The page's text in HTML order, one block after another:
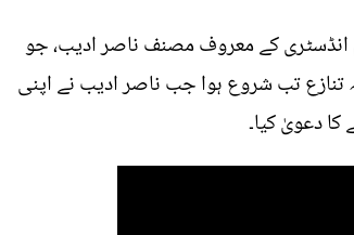
انڈسٹری کے معروف مصنف ناصر ادیب، جو
تنازع تب شروع ہوا جب ناصر ادیب نے اپنی
دعویٰ کیا۔